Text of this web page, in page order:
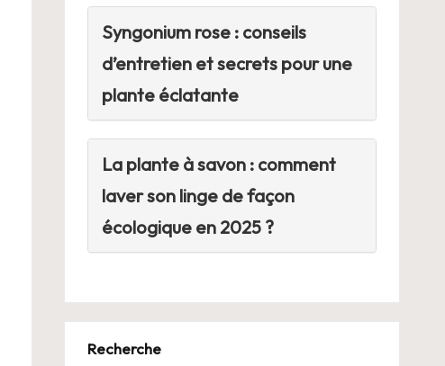
Syngonium rose : conseils
d’entretien et secrets pour une
plante éclatante
La plante à savon : comment
laver son linge de façon
écologique en 2025 ?
Recherche